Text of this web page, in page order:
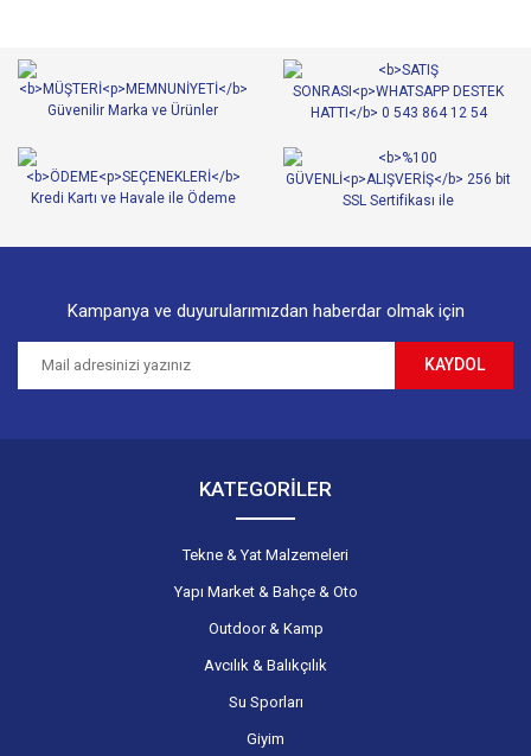
Ürün resmi kalitesiz, bozuk veya görüntülenemiyor.
Ürün açıklamasında eksik bilgiler bulunuyor.
Ürün bilgilerinde hatalar bulunuyor.
Ürün fiyatı diğer sitelerden daha pahalı.
Gönder
Kampanya ve duyurularımızdan haberdar olmak için
KAYDOL
KATEGORİLER
Tekne & Yat Malzemeleri
Yapı Market & Bahçe & Oto
Outdoor & Kamp
Avcılık & Balıkçılık
Su Sporları
Giyim